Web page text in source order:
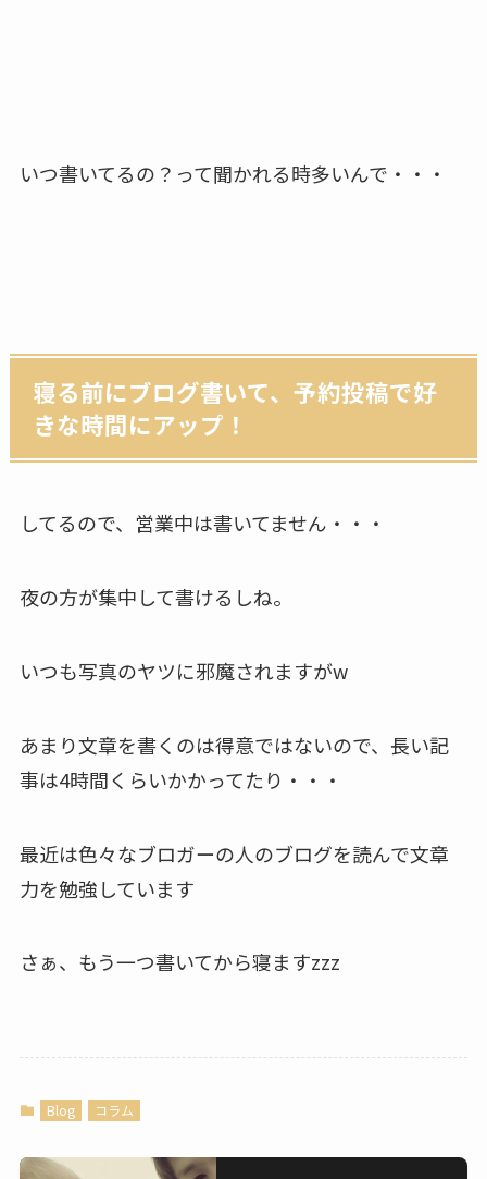
いつ書いてるの？って聞かれる時多いんで・・・
寝る前にブログ書いて、予約投稿で好
きな時間にアップ！
してるので、営業中は書いてません・・・
夜の方が集中して書けるしね。
いつも写真のヤツに邪魔されますがw
あまり文章を書くのは得意ではないので、長い記
事は4時間くらいかかってたり・・・
最近は色々なブロガーの人のブログを読んで文章
力を勉強しています
さぁ、もう一つ書いてから寝ますzzz
Blog コラム